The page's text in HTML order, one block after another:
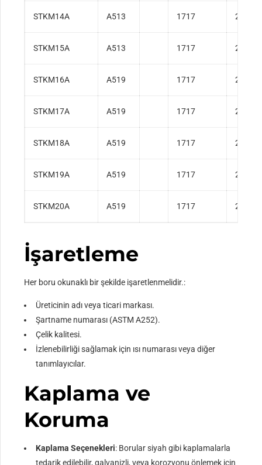
STKM14A A513 1717 2391
STKM15A A513 1717 2391
STKM16A A519 1717 2391
STKM17A A519 1717 2391
STKM18A A519 1717 2391
STKM19A A519 1717 2391
STKM20A A519 1717 2391
İşaretleme
Her boru okunaklı bir şekilde işaretlenmelidir.:
Üreticinin adı veya ticari markası.
Şartname numarası (ASTM A252).
Çelik kalitesi.
İzlenebilirliği sağlamak için ısı numarası veya diğer
tanımlayıcılar.
Kaplama ve
Koruma
Kaplama Seçenekleri: Borular siyah gibi kaplamalarla
tedarik edilebilir, galvanizli, veya korozyonu önlemek için